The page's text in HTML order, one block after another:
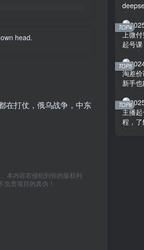
head.
在打仗，俄乌战争，中东
本内容若侵犯到你的版权利
责项目的真伪！
TOP4
TOP5
TOP6